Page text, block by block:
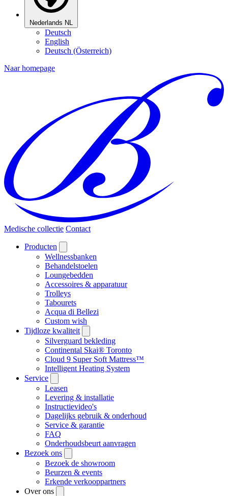
Nederlands NL
Deutsch
English
Deutsch (Österreich)
Naar homepage
Medische collectie Contact
Producten
Wellnessbanken
Behandelstoelen
Loungebedden
Accessoires & apparatuur
Trolleys
Tabourets
Acqua di Bellezi
Custom wish
Tijdloze kwaliteit
Silverguard bekleding
Continental Skai® Toronto
Cloud 9 Super Soft Mattress™
Intelligent Heating System
Service
Leasen
Levering & installatie
Instructievideo's
Dagelijks gebruik & onderhoud
Service & garantie
FAQ
Onderhoudsbeurt aanvragen
Bezoek ons
Bezoek de showroom
Beurzen & events
Erkende verkooppartners
Over ons